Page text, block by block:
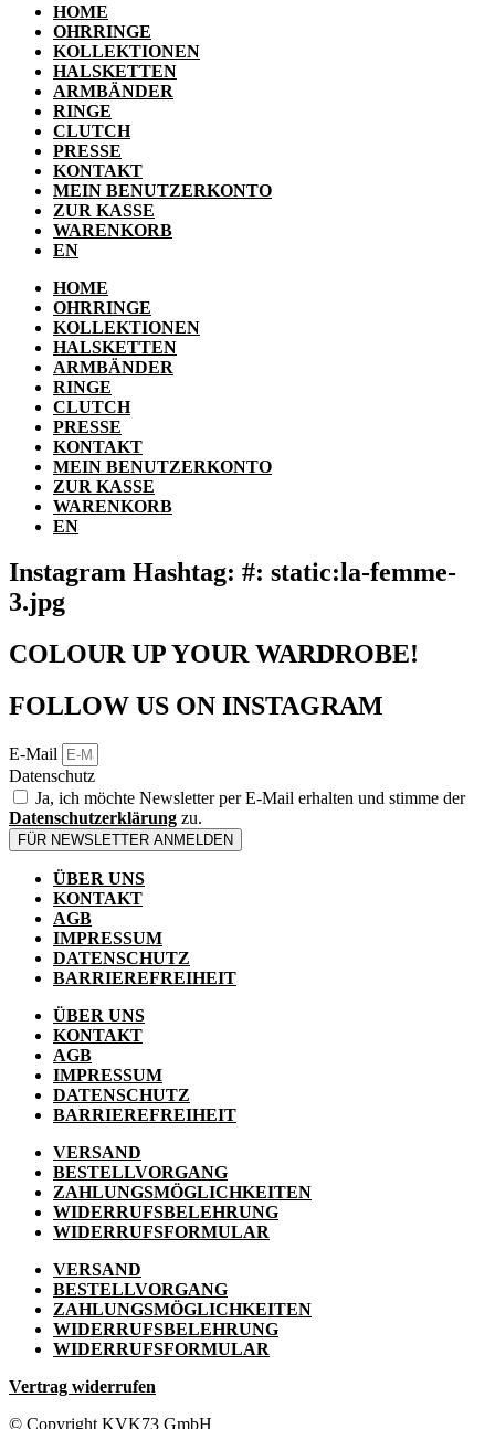
HOME
OHRRINGE
KOLLEKTIONEN
HALSKETTEN
ARMBÄNDER
RINGE
CLUTCH
PRESSE
KONTAKT
MEIN BENUTZERKONTO
ZUR KASSE
WARENKORB
EN
HOME
OHRRINGE
KOLLEKTIONEN
HALSKETTEN
ARMBÄNDER
RINGE
CLUTCH
PRESSE
KONTAKT
MEIN BENUTZERKONTO
ZUR KASSE
WARENKORB
EN
Instagram Hashtag: #: static:la-femme-
3.jpg
COLOUR UP YOUR WARDROBE!
FOLLOW US ON INSTAGRAM
E-Mail
Datenschutz
Ja, ich möchte Newsletter per E-Mail erhalten und stimme der
Datenschutzerklärung zu.
FÜR NEWSLETTER ANMELDEN
ÜBER UNS
KONTAKT
AGB
IMPRESSUM
DATENSCHUTZ
BARRIEREFREIHEIT
ÜBER UNS
KONTAKT
AGB
IMPRESSUM
DATENSCHUTZ
BARRIEREFREIHEIT
VERSAND
BESTELLVORGANG
ZAHLUNGSMÖGLICHKEITEN
WIDERRUFSBELEHRUNG
WIDERRUFSFORMULAR
VERSAND
BESTELLVORGANG
ZAHLUNGSMÖGLICHKEITEN
WIDERRUFSBELEHRUNG
WIDERRUFSFORMULAR
Vertrag widerrufen
© Copyright KVK73 GmbH